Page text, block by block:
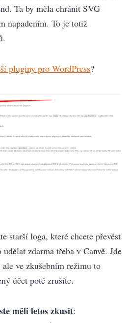
Ta by měla chránit SVG
napadením. To je totiž
pluginy pro WordPress?
starší loga, které chcete převést
zdarma třeba v Canvě. Jde
ve zkušebním režimu to
účet poté zrušíte.
měli letos zkusit: